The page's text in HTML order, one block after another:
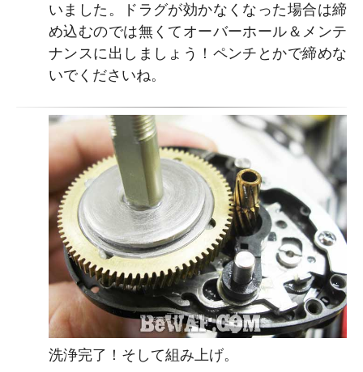
いました。ドラグが効かなくなった場合は締
め込むのでは無くてオーバーホール＆メンテ
ナンスに出しましょう！ペンチとかで締めな
いでくださいね。
洗浄完了！そして組み上げ。